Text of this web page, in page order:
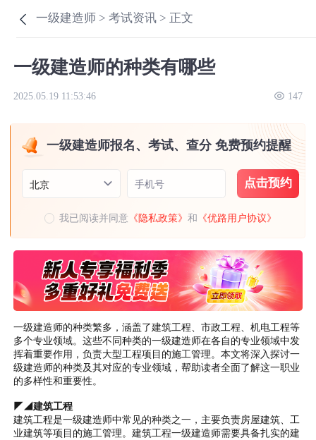
一级建造师 >考试资讯 > 正文
一级建造师的种类有哪些
2025.05.19 11:53:46 147
一级建造师报名、考试、查分 免费预约提醒
北京 手机号 点击预约
我已阅读并同意 《隐私政策》和 《优路用户协议》
一级建造师的种类繁多，涵盖了建筑工程、市政工程、机电工程等
多个专业领域。这些不同种类的一级建造师在各自的专业领域中发
挥着重要作用，负责大型工程项目的施工管理。本文将深入探讨一
级建造师的种类及其对应的专业领域，帮助读者全面了解这一职业
的多样性和重要性。
◤◢建筑工程
建筑工程是一级建造师中常见的种类之一，主要负责房屋建筑、工
业建筑等项目的施工管理。建筑工程一级建造师需要具备扎实的建